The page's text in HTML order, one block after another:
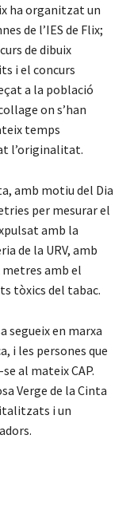
ha organitzat un
de l’IES de Flix;
de dibuix
i el concurs
a la població
on s’han
temps
l’originalitat.
amb motiu del Dia
per mesurar el
amb la
de la URV, amb
metres amb el
tòxics del tabac.
segueix en marxa
i les persones que
al mateix CAP.
Verge de la Cinta
i un